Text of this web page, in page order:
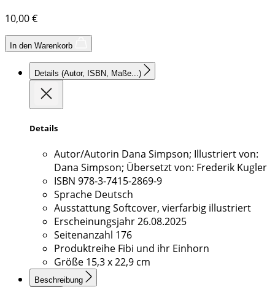
10,00€
In den Warenkorb
Details (Autor, ISBN, Maße...)
Details
Autor/Autorin Dana Simpson; Illustriert von:
Dana Simpson; Übersetzt von: Frederik Kugler
ISBN 978-3-7415-2869-9
Sprache Deutsch
AusstattungSoftcover, vierfarbig illustriert
Erscheinungsjahr26.08.2025
Seitenanzahl 176
Produktreihe Fibi und ihr Einhorn
Größe 15,3 x 22,9 cm
Beschreibung